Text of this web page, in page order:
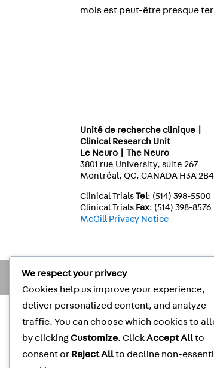
mois est peut-être presque
Unité de recherche clinique |
Clinical Research Unit
Le Neuro | The Neuro
3801 rue University, suite 267
Montréal, QC, CANADA H3A 2B4
Clinical TrialsTel: (514) 398-5500
Clinical Trials Fax: (514) 398-8576
McGill Privacy Notice
We respect your privacy
Cookies help us improve your experience,
deliver personalized content, and analyze
traffic. You can choose which cookies to
by clickingCustomize. ClickAccept Allto
consent or Reject Allto decline non-